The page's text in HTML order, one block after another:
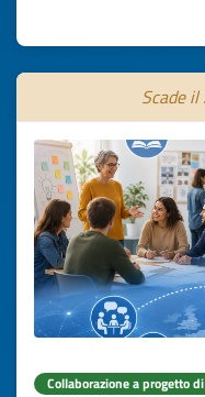
Scade il
Collaborazione a progetto